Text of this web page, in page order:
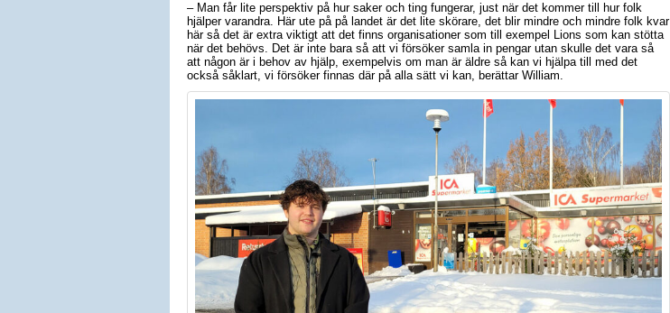
– Man får lite perspektiv på hur saker och ting fungerar, just när det kommer till hur folk
hjälper varandra. Här ute på på landet är det lite skörare, det blir mindre och mindre folk kvar
här så det är extra viktigt att det finns organisationer som till exempel Lions som kan stötta
när det behövs. Det är inte bara så att vi försöker samla in pengar utan skulle det vara så
att någon är i behov av hjälp, exempelvis om man är äldre så kan vi hjälpa till med det
också såklart, vi försöker finnas där på alla sätt vi kan, berättar William.